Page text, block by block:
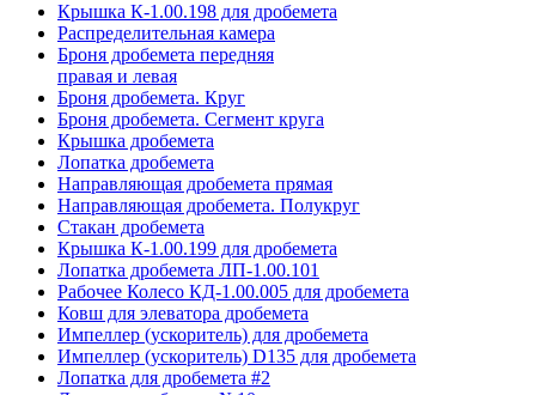
Крышка К-1.00.198 для дробемета
Распределительная камера
Броня дробемета передняя
правая и левая
Броня дробемета. Круг
Броня дробемета. Сегмент круга
Крышка дробемета
Лопатка дробемета
Направляющая дробемета прямая
Направляющая дробемета. Полукруг
Стакан дробемета
Крышка К-1.00.199 для дробемета
Лопатка дробемета ЛП-1.00.101
Рабочее Колесо КД-1.00.005 для дробемета
Ковш для элеватора дробемета
Импеллер (ускоритель) для дробемета
Импеллер (ускоритель) D135 для дробемета
Лопатка для дробемета #2